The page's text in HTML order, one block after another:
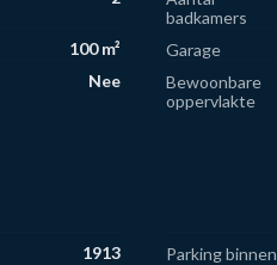
badkamers
100 m² Garage
Nee
Bewoonbare
oppervlakte
1913 Parking binnen